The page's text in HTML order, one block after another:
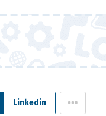
Linkedin